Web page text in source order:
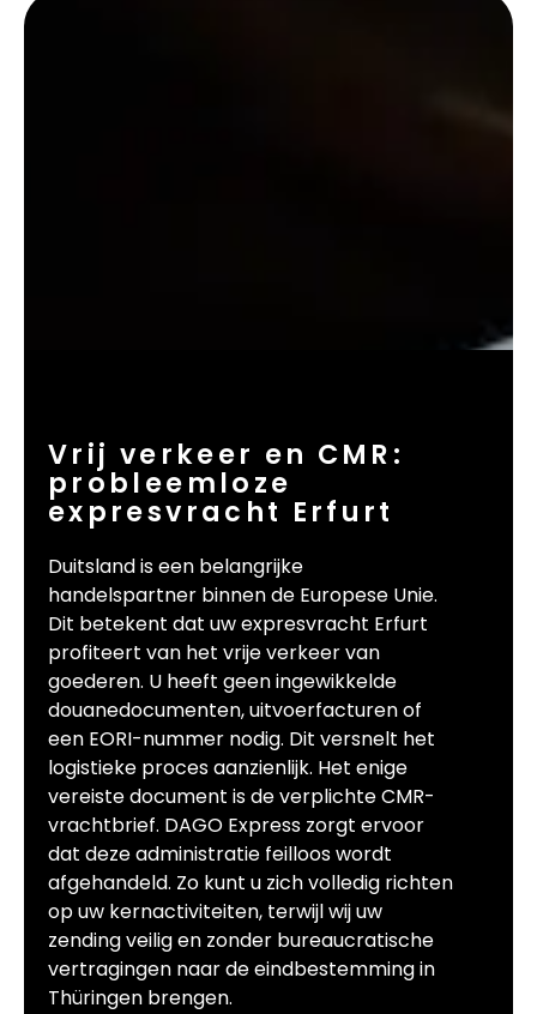
Vrij verkeer en CMR:
probleemloze
expresvracht Erfurt
Duitsland is een belangrijke
handelspartner binnen de Europese Unie.
Dit betekent dat uw expresvracht Erfurt
profiteert van het vrije verkeer van
goederen. U heeft geen ingewikkelde
douanedocumenten, uitvoerfacturen of
een EORI-nummer nodig. Dit versnelt het
logistieke proces aanzienlijk. Het enige
vereiste document is de verplichte CMR-
vrachtbrief. DAGO Express zorgt ervoor
dat deze administratie feilloos wordt
afgehandeld. Zo kunt u zich volledig richten
op uw kernactiviteiten, terwijl wij uw
zending veilig en zonder bureaucratische
vertragingen naar de eindbestemming in
Thüringen brengen.